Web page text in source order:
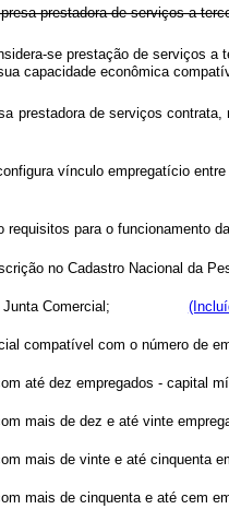
prestadora de serviços a
se prestação de serviços a
capacidade econômica
prestadora de serviços
vínculo empregatício
requisitos para o
no Cadastro
na Junta Comercial;
compatível com o número
até dez empregados -
mais de dez e até vinte
mais de vinte e até
mais de cinquenta e até